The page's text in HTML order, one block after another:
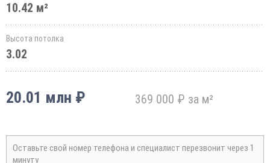
10.42 м²
Высота потолка
3.02
20.01 млн ₽ 369 000 ₽ за м²
Оставьте свой номер телефона и специалист перезвонит через 1
минуту